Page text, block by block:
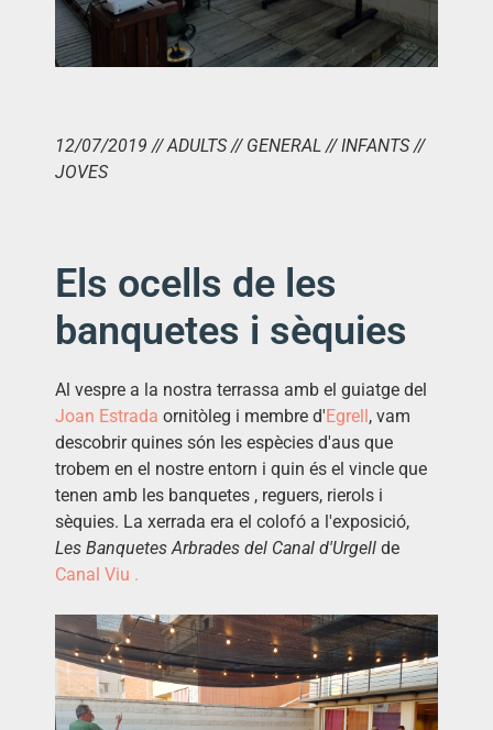
12/07/2019 // ADULTS // GENERAL // INFANTS //
JOVES
Els ocells de les
banquetes i sèquies
Al vespre a la nostra terrassa amb el guiatge del
Joan Estrada ornitòleg i membre d' Egrell , vam
descobrirquines són les espècies d'aus que
trobem en el nostre entorn i quin és el vincle que
tenen amb les banquetes , reguers, rierols i
sèquies. La xerrada era el colofó a l'exposició,
Les Banquetes Arbrades del Canal d'Urgell de
Canal Viu .